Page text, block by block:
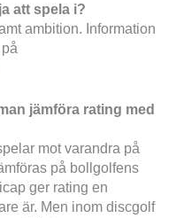
att spela i?
ambition. Information
jämföra rating med
mot varandra på
på bollgolfens
ger rating en
är. Men inom discgolf